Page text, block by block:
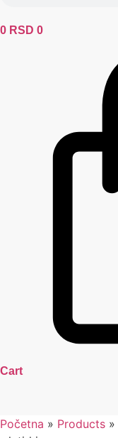
0 RSD 0
Cart
Početna » Products »